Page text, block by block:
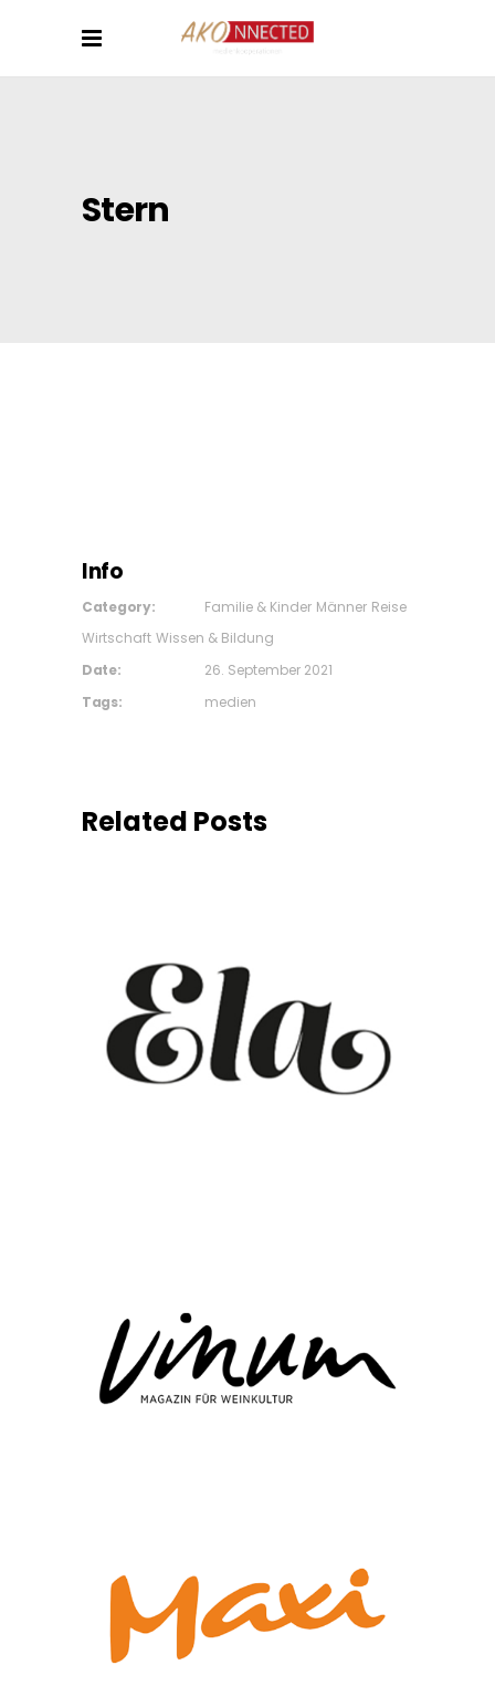
Stern
Info
Category: Familie & Kinder Männer Reise
Wirtschaft Wissen & Bildung
Date:
26. September 2021
Tags:
medien
Related Posts